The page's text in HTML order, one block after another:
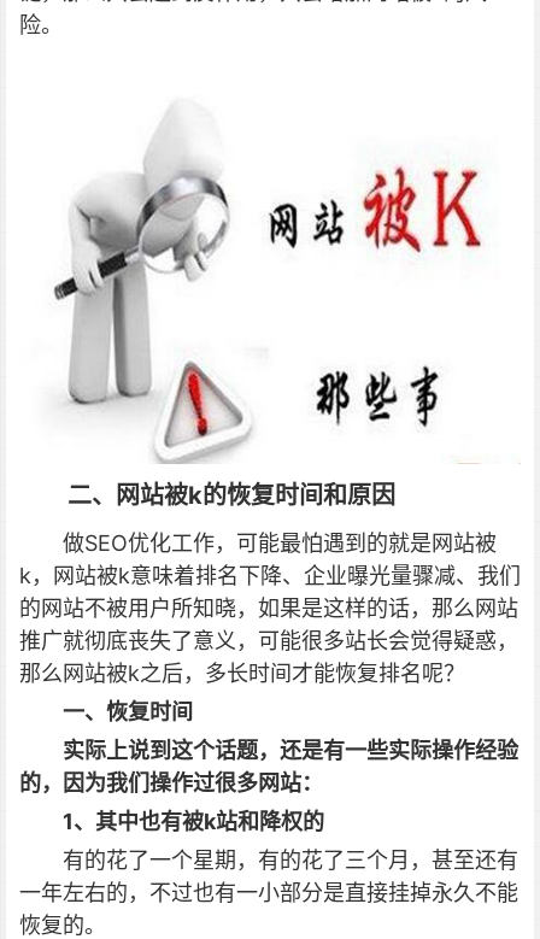
险。
二、网站被k的恢复时间和原因
做SEO优化工作，可能最怕遇到的就是网站被
k，网站被k意味着排名下降、企业曝光量骤减、我们
的网站不被用户所知晓，如果是这样的话，那么网站
推广就彻底丧失了意义，可能很多站长会觉得疑惑，
那么网站被k之后，多长时间才能恢复排名呢？
一、恢复时间
实际上说到这个话题，还是有一些实际操作经验
的，因为我们操作过很多网站：
1、其中也有被k站和降权的
有的花了一个星期，有的花了三个月，甚至还有
一年左右的，不过也有一小部分是直接挂掉永久不能
恢复的。